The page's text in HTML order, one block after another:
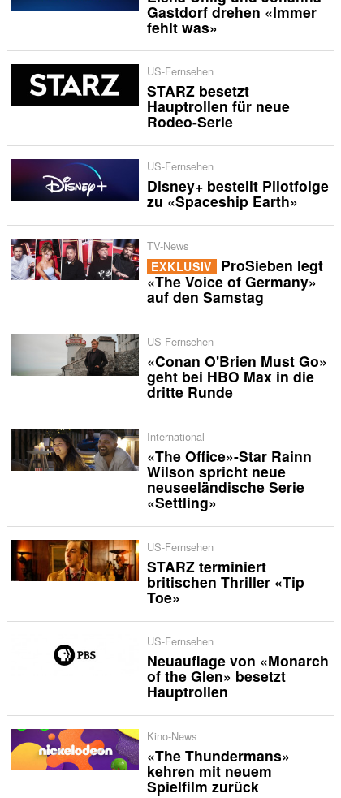
Gastdorf drehen «Immer
fehlt was»
US-Fernsehen
STARZ besetzt
Hauptrollen für neue
Rodeo-Serie
US-Fernsehen
Disney+ bestellt Pilotfolge
zu «Spaceship Earth»
TV-News
EXKLUSIV ProSieben legt
«The Voice of Germany»
auf den Samstag
US-Fernsehen
«Conan O'Brien Must Go»
geht bei HBO Max in die
dritte Runde
International
«The Office»-Star Rainn
Wilson spricht neue
neuseeländische Serie
«Settling»
US-Fernsehen
STARZ terminiert
britischen Thriller «Tip
Toe»
US-Fernsehen
Neuauflage von «Monarch
of the Glen» besetzt
Hauptrollen
Kino-News
«The Thundermans»
kehren mit neuem
Spielfilm zurück